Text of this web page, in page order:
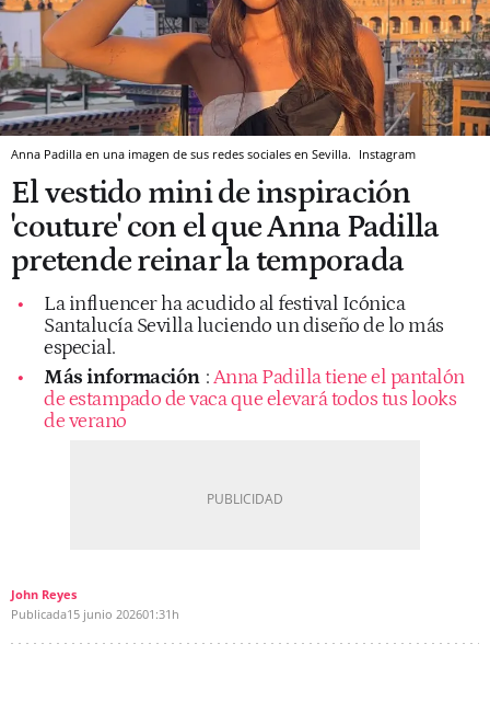
Anna Padilla en una imagen de sus redes sociales en Sevilla. Instagram
El vestido mini de inspiración
'couture' con el que Anna Padilla
pretende reinar la temporada
La influencer ha acudido al festival Icónica
Santalucía Sevilla luciendo un diseño de lo más
especial.
Más información :Anna Padilla tiene el pantalón
de estampado de vaca que elevará todos tus looks
de verano
John Reyes
Publicada15 junio 202601:31h